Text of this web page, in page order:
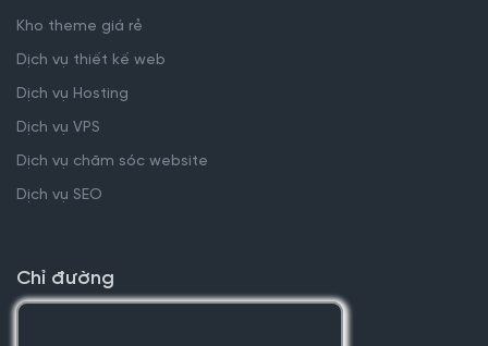
Kho theme giá rẻ
Dịch vụ thiết kế web
Dịch vụ Hosting
Dịch vụ VPS
Dịch vụ chăm sóc website
Dịch vụ SEO
Chỉ đường